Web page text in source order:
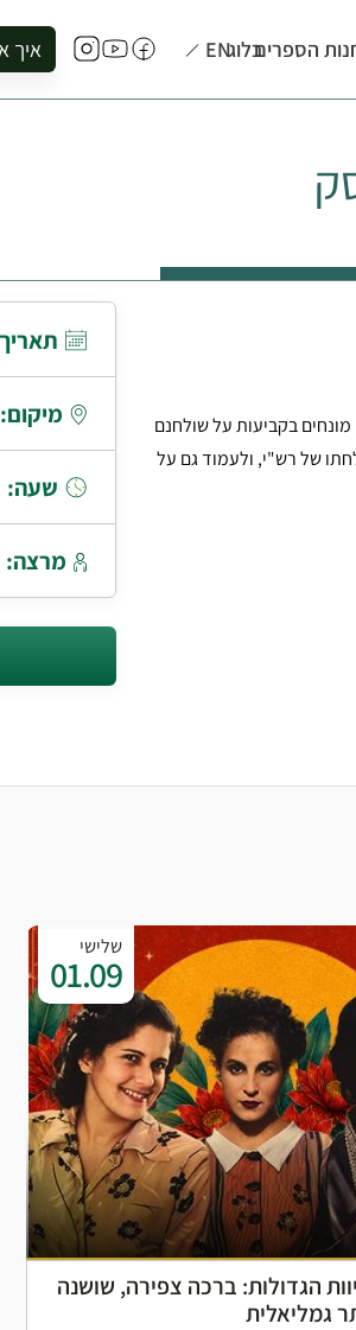
הספריםבלוגEN איך
להזמין
לתאם
בקביעות על שולחנם
של רש"י, ולעמוד גם על
מיקום:
שעה:
מרצה:
שלישי
01.09
הגדולות: ברכה צפירה, שושנה
גמליאלית